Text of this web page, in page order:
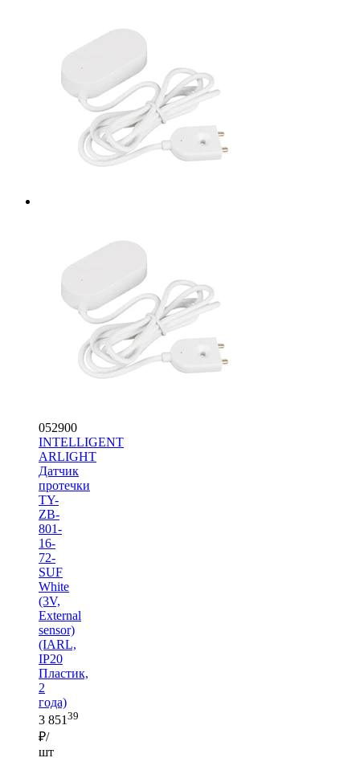
052900
INTELLIGENT
ARLIGHT
Датчик
протечки
TY-
ZB-
801-
16-
72-
SUF
White
(3V,
External
sensor)
(IARL,
IP20
Пластик,
2
года)
3 851 39
₽/
шт